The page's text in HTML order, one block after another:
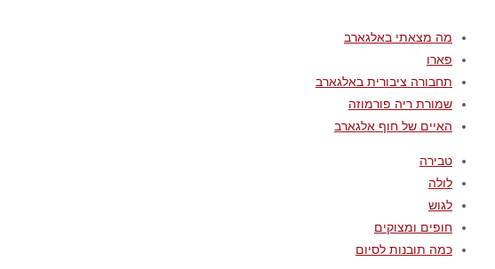
מה מצאתי באלגארב
פארו
תחבורה ציבורית באלגארב
שמורת ריה פורמוזה
האיים של חוף אלגארב
טבירה
לולה
לגוש
חופים ומצוקים
כמה תובנות לסיום